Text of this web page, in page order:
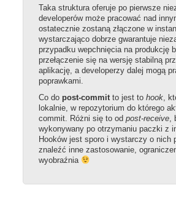
Taka struktura oferuje po pierwsze
developerów może pracować nad
ostatecznie zostaną złączone w
wystarczająco dobrze gwarantuje
przypadku wepchnięcia na produkcję
przełączenie się na wersję stabilną
aplikację, a developerzy dalej mogą
poprawkami.
Co do post-committo jest to hook,
lokalnie, w repozytorium do którego
commit. Różni się to od post-receive,
wykonywany po otrzymaniu paczki z
Hooków jest sporo i wystarczy o nich
znaleźć inne zastosowanie,
wyobraźnia